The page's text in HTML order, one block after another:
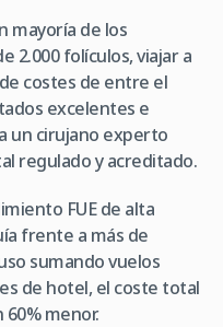
mayoría de los
2.000 folículos, viajar a
costes de entre el
excelentes e
un cirujano experto
regulado y acreditado.
FUE de alta
frente a más de
sumando vuelos
de hotel, el coste total
menor.